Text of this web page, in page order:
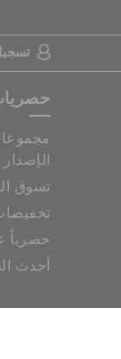
الإصدار
تسوق
حصرياً
أحدث